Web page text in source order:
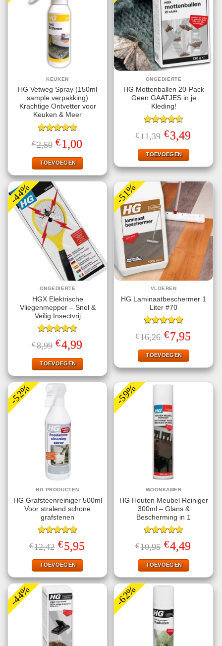
KEUKEN
HG Vetweg Spray (150ml
sample verpakking)
Krachtige Ontvetter voor
Keuken & Meer
Gewaardeerd
4.71uit 5
€2,50 Oorspronkelijke
prijs
was:
€2,50.
€1,00
is:
€1,00.
TOEVOEGEN
ONGEDIERTE
HG Mottenballen 20-Pack
Geen GAATJES in je
Kleding!
Gewaardeerd
4.63uit 5
€11,39 Oorspronkelijke
prijs
was:
€11,39.
€3,49Huidige
prijs
TOEVOEGEN
-44%
ONGEDIERTE
HGX Elektrische
Vliegenmepper – Snel &
Veilig Insectvrij
Gewaardeerd
4.70uit 5
€8,99 Oorspronkelijke
prijs
was:
€8,99.
€4,99
is:
€4,99.
TOEVOEGEN
-51%
VLOEREN
HG Laminaatbeschermer 1
Liter #70
Gewaardeerd
5.00uit 5
€16,26 Oorspronkelijke
prijs
was:
€16,26.
€7,95prijs
TOEVOEGEN
-52%
HG PRODUCTEN
HG Grafsteenreiniger 500ml
Voor stralend schone
grafstenen
Gewaardeerd
5.00uit 5
€12,42 Oorspronkelijke
prijs
was:
€12,42.
€5,95prijs
TOEVOEGEN
-59%
WOONKAMER
HG Houten Meubel Reiniger
300ml – Glans &
Bescherming in 1
Gewaardeerd
4.75uit 5
€10,95 Oorspronkelijke
prijs
was:
€10,95.
€4,49Huidige
prijs
TOEVOEGEN
-44% -62%